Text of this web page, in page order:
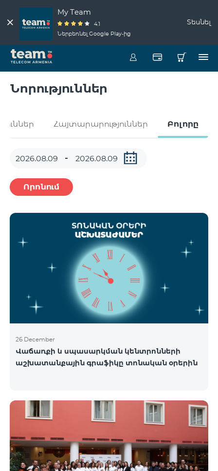
My Team
4.1
Ներբեռնել Google Play-ից
Տեսնել
Նորություններ
Հայտարարություններ Բոլորը
Որոնում
26 December
Վաճառքի և սպասարկման կենտրոնների
աշխատանքային գրաֆիկը տոնական օրերին